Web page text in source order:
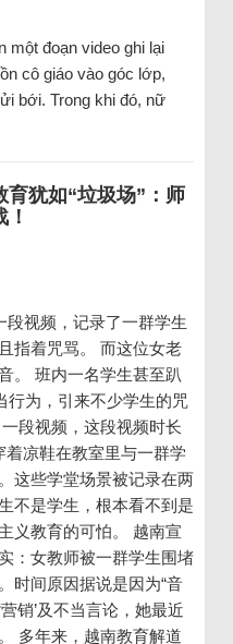
một đoạn video ghi lại
cô giáo vào góc lớp,
bới. Trong khi đó, nữ
育犹如“垃圾场”：师
段视频，记录了一群学生
指着咒骂。 而这位女老
。 班内一名学生甚至趴
行为，引来不少学生的咒
段视频，这段视频时长
凉鞋在教室里与一群学
这些学堂场景被记录在两
不是学生，根本看不到是
义教育的可怕。 越南宣
：女教师被一群学生围堵
时间原因据说是因为“音
销’及不当言论，她最近
多年来，越南教育解道